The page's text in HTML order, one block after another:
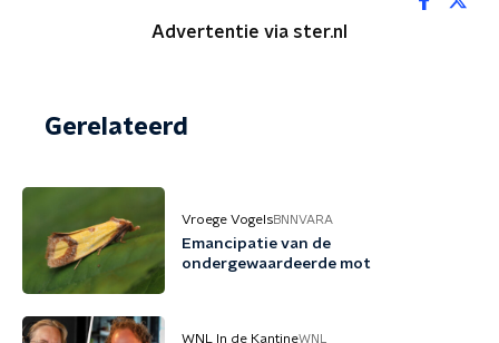
Advertentie via ster.nl
Gerelateerd
Vroege VogelsBNNVARA
Emancipatie van de
ondergewaardeerde mot
WNL In de KantineWNL